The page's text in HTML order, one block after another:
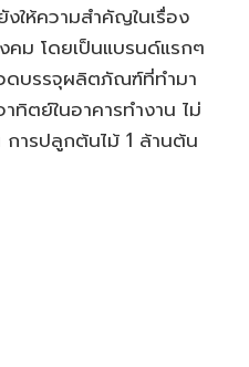
งให้ความสำคัญในเรื่อง
ม โดยเป็นแบรนด์แรกๆ
ดบรรจุผลิตภัณฑ์ที่ทำมา
ทิตย์ในอาคารทำงาน ไม่
ารปลูกต้นไม้ 1 ล้านต้น